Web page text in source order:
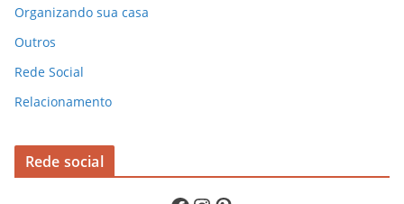
Organizando sua casa
Outros
Rede Social
Relacionamento
Rede social